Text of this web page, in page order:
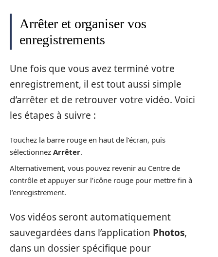
Arrêter et organiser vos
enregistrements
Une fois que vous avez terminé votre
enregistrement, il est tout aussi simple
d’arrêter et de retrouver votre vidéo. Voici
les étapes à suivre :
Touchez la barre rouge en haut de l’écran, puis
sélectionnez Arrêter.
Alternativement, vous pouvez revenir au Centre de
contrôle et appuyer sur l’icône rouge pour mettre fin à
l’enregistrement.
Vos vidéos seront automatiquement
sauvegardées dans l’application Photos,
dans un dossier spécifique pour